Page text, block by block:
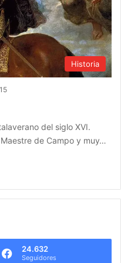
Historia
del siglo XVI.
de Campo y muy…
24.632
Seguidores